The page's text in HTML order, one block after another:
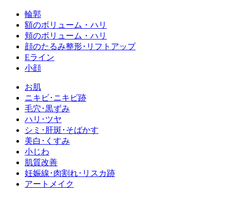
輪郭
額のボリューム・ハリ
頬のボリューム・ハリ
顔のたるみ整形･リフトアップ
Eライン
小顔
お肌
ニキビ･ニキビ跡
毛穴･黒ずみ
ハリ･ツヤ
シミ･肝斑･そばかす
美白･くすみ
小じわ
肌質改善
妊娠線･肉割れ･リスカ跡
アートメイク